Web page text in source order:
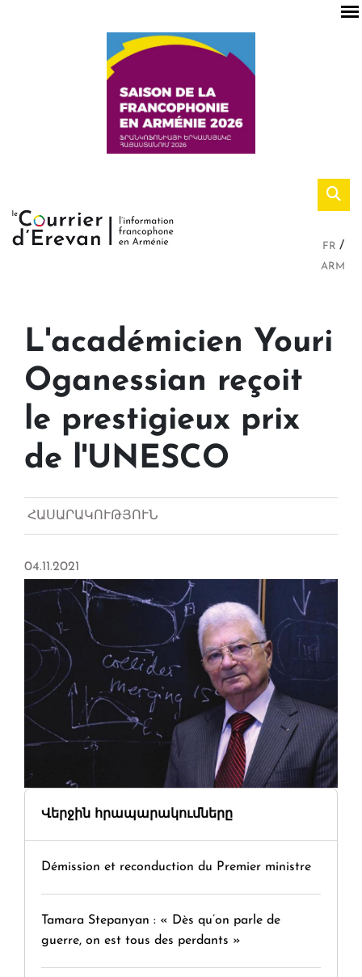
FR
ARM
L'académicien Youri
Oganessian reçoit
le prestigieux prix
de l'UNESCO
ՀԱՍԱՐԱԿՈՒԹՅՈՒՆ
04.11.2021
Վերջին հրապարակումները
Démission et reconduction du Premier ministre
Tamara Stepanyan : « Dès qu’on parle de
guerre, on est tous des perdants »